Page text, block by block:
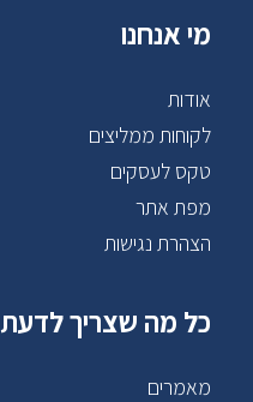
מי אנחנו
אודות
לקוחות ממליצים
טקס לעסקים
מפת אתר
הצהרת נגישות
כל מה שצריך לדעת
מאמרים